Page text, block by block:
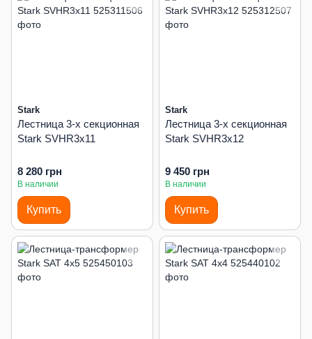
Stark
Лестница 3-х секционная
Stark SVHR3x11
8 280 грн
В наличии
Купить
Stark
Лестница 3-х секционная
Stark SVHR3x12
9 450 грн
В наличии
Купить